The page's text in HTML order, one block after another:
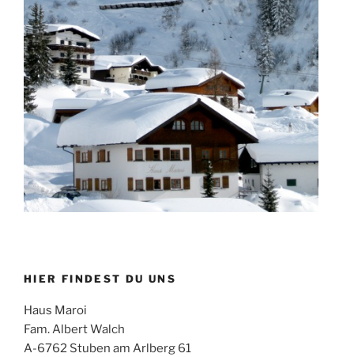
HIER FINDEST DU UNS
Haus Maroi
Fam. Albert Walch
A-6762 Stuben am Arlberg 61